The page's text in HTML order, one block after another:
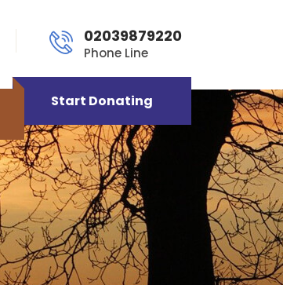
02039879220
Phone Line
Start Donating